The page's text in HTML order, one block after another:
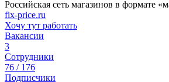
Российская сеть магазинов в формате
fix-price.ru
Хочу тут работать
Вакансии
3
Сотрудники
76 / 176
Подписчики